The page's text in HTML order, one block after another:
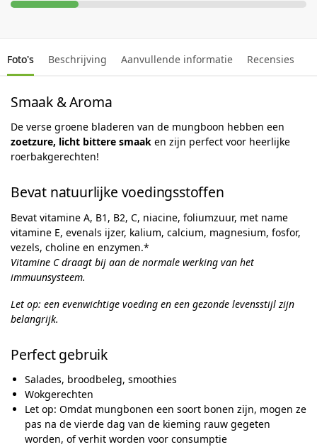
Foto's Beschrijving Aanvullende informatie Recensies
Smaak & Aroma
De verse groene bladeren van de mungboon hebben een
zoetzure, licht bittere smaak en zijn perfect voor heerlijke
roerbakgerechten!
Bevat natuurlijke voedingsstoffen
Bevat vitamine A, B1, B2, C, niacine, foliumzuur, met name
vitamine E, evenals ijzer, kalium, calcium, magnesium, fosfor,
vezels, choline en enzymen.*
Vitamine C draagt ​​bij aan de normale werking van het
immuunsysteem.
Let op: een evenwichtige voeding en een gezonde levensstijl zijn
belangrijk.
Perfect gebruik
Salades, broodbeleg, smoothies
Wokgerechten
Let op: Omdat mungbonen een soort bonen zijn, mogen ze
pas na de vierde dag van de kieming rauw gegeten
worden, of verhit worden voor consumptie